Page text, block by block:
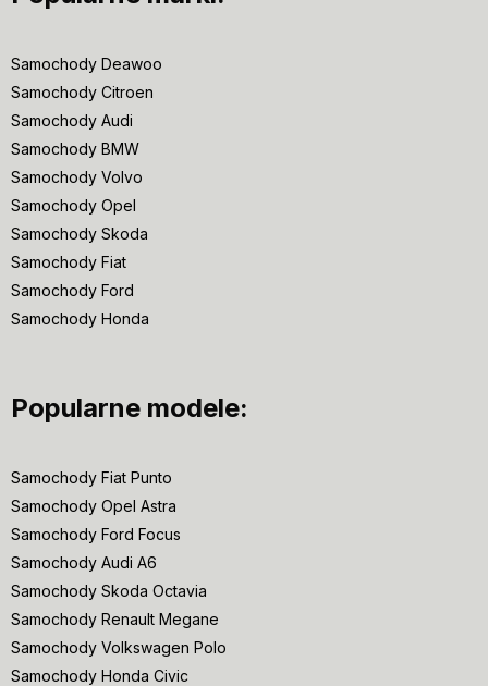
Samochody Deawoo
Samochody Citroen
Samochody Audi
Samochody BMW
Samochody Volvo
Samochody Opel
Samochody Skoda
Samochody Fiat
Samochody Ford
Samochody Honda
Popularne modele:
Samochody Fiat Punto
Samochody Opel Astra
Samochody Ford Focus
Samochody Audi A6
Samochody Skoda Octavia
Samochody Renault Megane
Samochody Volkswagen Polo
Samochody Honda Civic